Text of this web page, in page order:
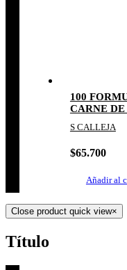
100
CARNE
S CALLEJA
$65.700
Añadir al
Close product quick view×
Título